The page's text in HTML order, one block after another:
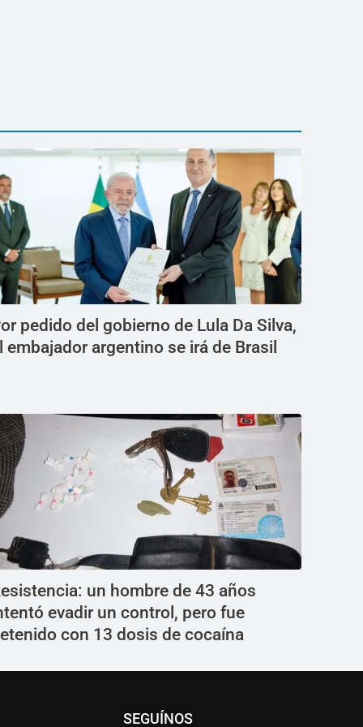
pedido del gobierno de Lula Da Silva,
embajador argentino se irá de Brasil
un hombre de 43 años
evadir un control, pero fue
con 13 dosis de cocaína
SEGUÍNOS